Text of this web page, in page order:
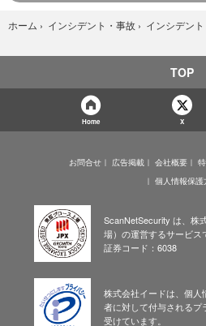
ホーム › インシデント・事故 › インシデン
TOP
Home X
お問合せ 広告掲載 会社概要
個人情報保護
ScanNetSecurity は、株
場）の運営するサービス
証券コード：6038
株式会社イードは、個人
者に対して付与されるプ
受けています。